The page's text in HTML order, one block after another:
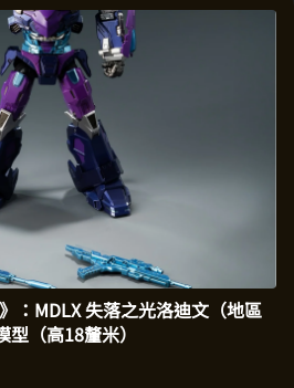
：MDLX 失落之光洛迪文（地區
（高18釐米）